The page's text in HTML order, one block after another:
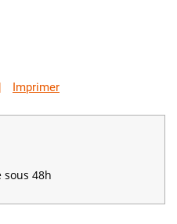
| Imprimer
sous 48h